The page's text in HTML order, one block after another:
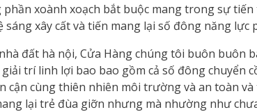
xoành xoạch bắt buộc mang trong sự
xây cất và tiến mang lại số đông năng lực
đất hà nội, Cửa Hàng chúng tôi buôn
trí linh lợi bao bao gồm cả số đông chuyển
cận cùng thiên nhiên môi trường và an toàn
lại trẻ đùa giỡn nhưng mà nhường như